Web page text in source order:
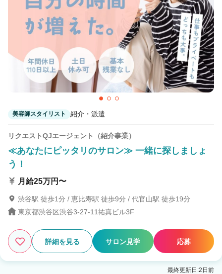
美容師スタイリスト 紹介・派遣
リクエストQJエージェント（紹介事業）
≪あなたにピッタリのサロン≫ 一緒に探しましょ
う！
月給25万円〜
渋谷駅 徒歩1分 / 恵比寿駅 徒歩9分 / 代官山駅 徒歩19分
東京都渋谷区渋谷3-27-11祐真ビル3F
詳細を見る サロン見学 応募
最終更新日:2日前